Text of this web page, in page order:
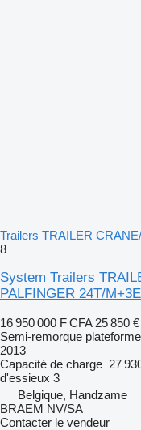
Trailers TRAILER
8
System Trailers
PALFINGER 24T/
16 950 000 F CFA 25 850 €
Semi-remorque plateforme
2013
Capacité de charge 27
d'essieux 3
Belgique, Handzame
BRAEM NV/SA
Contacter le vendeur